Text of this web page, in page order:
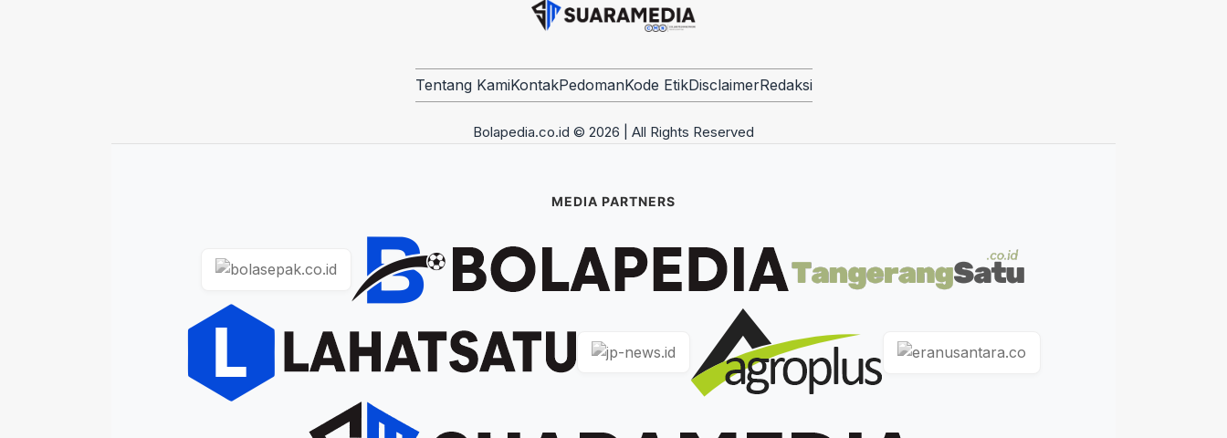
Tentang KamiKontakPedomanKode EtikDisclaimerRedaksi
Bolapedia.co.id © 2026 | All Rights Reserved
MEDIA PARTNERS